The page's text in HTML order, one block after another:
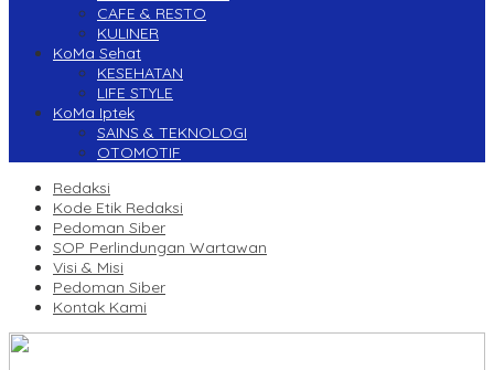
CAFE & RESTO
KULINER
KoMa Sehat
KESEHATAN
LIFE STYLE
KoMa Iptek
SAINS & TEKNOLOGI
OTOMOTIF
Redaksi
Kode Etik Redaksi
Pedoman Siber
SOP Perlindungan Wartawan
Visi & Misi
Pedoman Siber
Kontak Kami